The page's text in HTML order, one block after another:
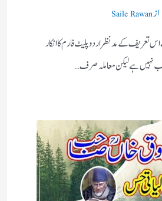
Saile Rawan
تعریف کے مدنظر اردو پلیٹ فارم کا انکار
نہیں ہے لیکن معاملہ صرف…